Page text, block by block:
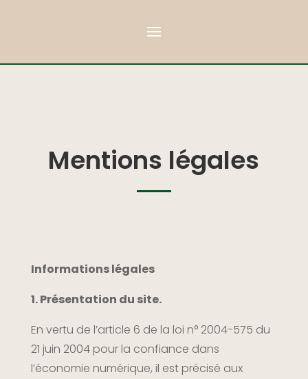
Mentions légales
Informations légales
1. Présentation du site.
En vertu de l’article 6 de la loi n° 2004-575 du
21 juin 2004 pour la confiance dans
l’économie numérique, il est précisé aux